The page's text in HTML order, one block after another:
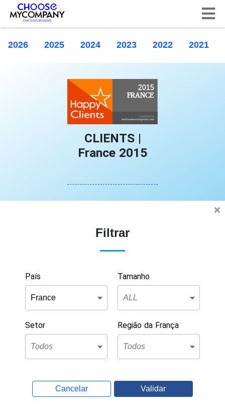
2026 2025 2024 2023 2022 2021
CLIENTS |
France 2015
Filtrar
País Tamanho
Setor Região da França
Cancelar Validar
Painel de Gerenciamento de Cookies